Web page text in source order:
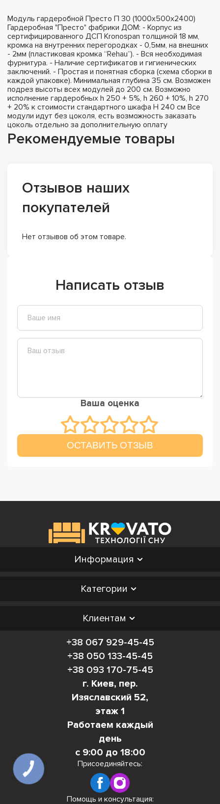
Модуль гардеробной Престо П 30 (1000х500х2400)
Гардеробная "Престо" фабрики ДОМ: - Корпус из
сертифицированного ДСП Kronospan толщиной 18 мм,
кромка на внутренних перегородках - 0,5мм, на внешних
- 2мм (пластиковая кромка “Rehau”). - Вся необходимая
фурнитура. - Наличие сертификатов и гигиенических
заключений. - Простая и понятная сборка (схема сборки в
каждой упаковке). Минимальная глубина 35 см. Возможен
подрез высоты всех модулей до 200 см. Возможно
исполнение гардеробных h 250 + 5%, h 260 + 10%, h 270
+ 20% к стоимости стандартного шкафа H 240 см Все
модули идут без цоколя, есть возможность заказать
цоколь отдельно за дополнительную оплату
Рекомендуемые товары
Отзывов наших
покупателей
Нет отзывов об этом товаре.
Написать отзыв
Ваша оценка
ОСТАВИТЬ ОТЗЫВ
Информация
Категории
Клиентам
+38 067 929-45-45
+38 050 133-45-45
+38 093 170-75-45
г. Киев, пер.
Изяславский 52,
этаж 1
Работаем каждый
день
с 9:00 до 18:00
Присоединяйтесь:
Помощь и консультация:
КНОПКА
СВЯЗИ